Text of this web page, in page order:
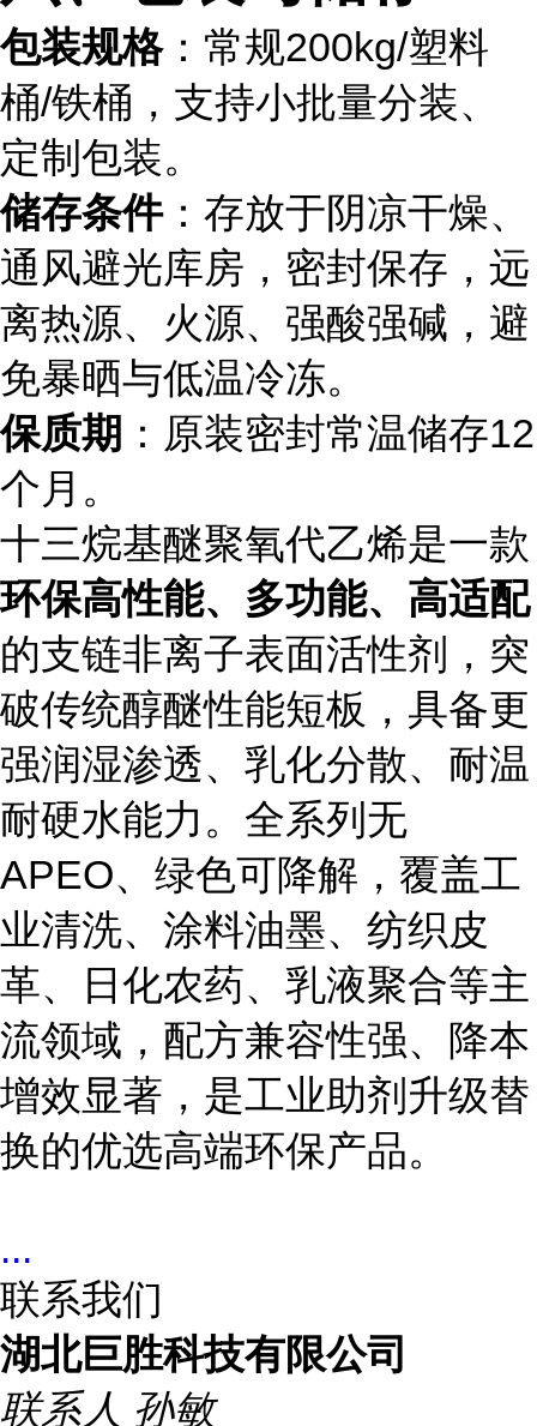
包装规格：常规200kg/塑料
桶/铁桶，支持小批量分装、
定制包装。
储存条件：存放于阴凉干燥、
通风避光库房，密封保存，远
离热源、火源、强酸强碱，避
免暴晒与低温冷冻。
保质期 ：原装密封常温储存12
个月。
十三烷基醚聚氧代乙烯是一款
环保高性能、多功能、高适配
的支链非离子表面活性剂，突
破传统醇醚性能短板，具备更
强润湿渗透、乳化分散、耐温
耐硬水能力。全系列无
APEO、绿色可降解，覆盖工
业清洗、涂料油墨、纺织皮
革、日化农药、乳液聚合等主
流领域，配方兼容性强、降本
增效显著，是工业助剂升级替
换的优选高端环保产品。
...
联系我们
湖北巨胜科技有限公司
联系人 孙敏